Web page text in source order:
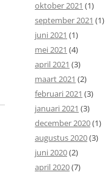
oktober 2021 (1)
september 2021 (1)
juni 2021 (1)
mei 2021 (4)
april 2021 (3)
maart 2021 (2)
februari 2021 (3)
januari 2021 (3)
december 2020(1)
augustus 2020(3)
juni 2020(2)
april 2020(7)